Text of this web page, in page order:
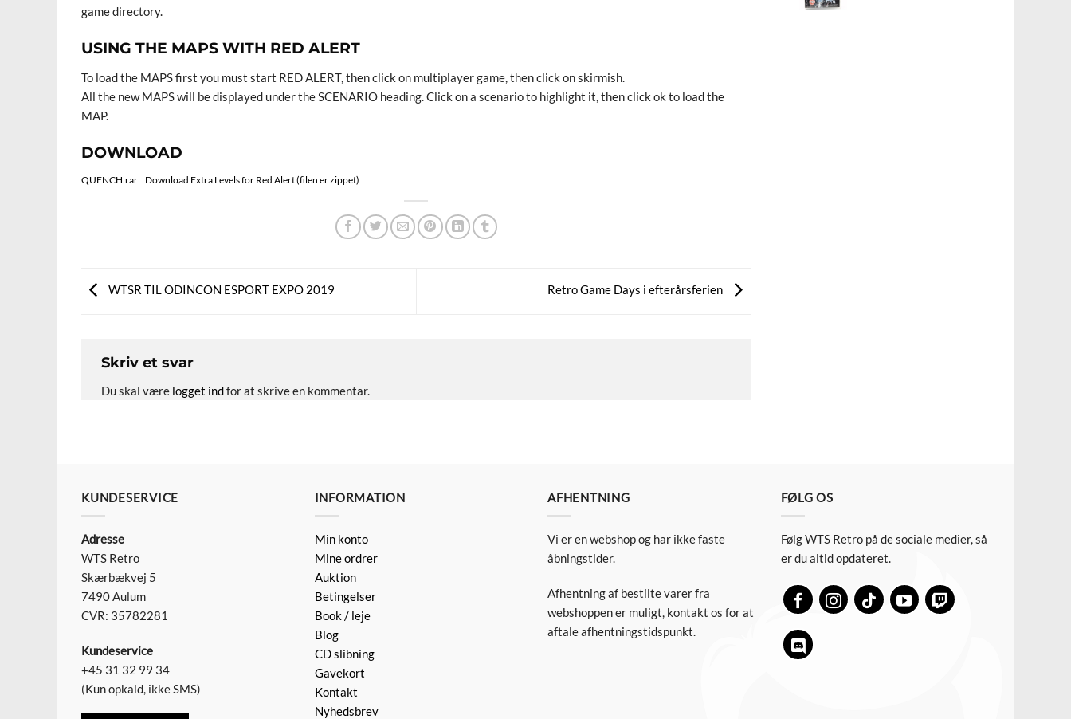
game directory.
USING THE MAPS WITH RED ALERT
To load the MAPS first you must start RED ALERT, then click on multiplayer game, then click on skirmish.
All the new MAPS will be displayed under the SCENARIO heading. Click on a scenario to highlight it, then click ok to load the
MAP.
DOWNLOAD
QUENCH.rar Download Extra Levels for Red Alert (filen er zippet)
WTSR TIL ODINCON ESPORT EXPO 2019 Retro Game Days i efterårsferien
Skriv et svar
Du skal være logget indfor at skrive en kommentar.
KUNDESERVICE
Adresse
WTS Retro
Skærbækvej 5
7490 Aulum
CVR: 35782281
Kundeservice
+45 31 32 99 34
(Kun opkald, ikke SMS)
INFORMATION
Min konto
Mine ordrer
Auktion
Betingelser
Book / leje
Blog
CD slibning
Gavekort
Kontakt
Nyhedsbrev
AFHENTNING
Vi er en webshop og har ikke faste
åbningstider.
Afhentning af bestilte varer fra
webshoppen er muligt, kontakt os for at
aftale afhentningstidspunkt.
FØLG OS
Følg WTS Retro på de sociale medier, så
er du altid opdateret.